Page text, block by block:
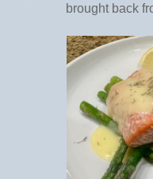
brought back